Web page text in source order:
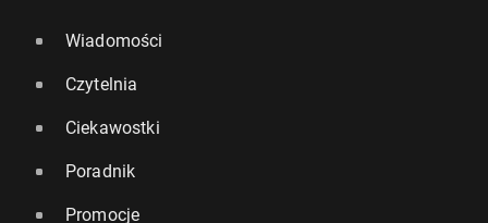
Wiadomości
Czytelnia
Ciekawostki
Poradnik
Promocje